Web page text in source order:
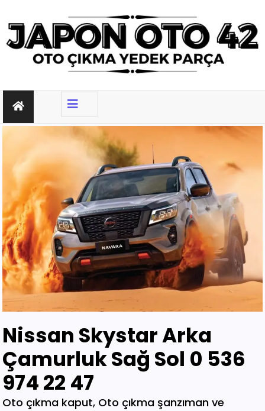
Nissan Skystar Arka
Çamurluk Sağ Sol 0 536
974 22 47
Oto çıkma kaput, Oto çıkma şanzıman ve parçaları, Oto çıkma motor ve parçaları, Oto çıkma silindir kapağı, Oto çıkma direksiyon pompası, Oto çıkma far, Oto çıkma tampon Oto çıkma kapı, Oto çıkma far, Oto çıkma stop, Oto çıkma jant, Oto çıkma tabla, Oto çıkma elektrik tesisatı, Oto çıkma motor tesisatı, Oto çıkma marş dinamosu, Oto çıkma şarz dinamosu, Oto çıkma bobin, Oto çıkma enjektör, Oto çıkma karbüratör, Oto çıkma şamandıra , Oto çıkma yakıt pompası, Oto çıkma eksoz, Oto çıkma manifold, Oto çıkma katalizör, Oto çıkma beyin, Oto çıkma airbag, Oto çıkma sigorta, Oto çıkma sinyal, Oto hava filitre kazanı, Oto çıkma yağ filtresi, Oto çıkma yakıt filtresi, Oto çıkma debriyaj seti, Oto çıkma fren seti, Oto çıkma kampana, Oto çıkma körük, Oto çıkma fan, Oto çıkma fan davlumbazı, Oto çıkma soğutucu, Oto çıkma radyatör, Oto çıkma klima kompresörü, Oto çıkma bagaj, Oto çıkma su radyatörünü, Oto çıkma klima radyatörü, Oto çıkma interkol radyatörü, Oto çıkma cam, Oto çıkma çamurluk, Oto çıkma davlumbaz, Oto çıkma güneşlik, Oto çıkma kapı kolu, Oto çıkma kapı saçı, Oto çıkma karter, Oto kesme marşpiyel, Oto çıkma panel, Oto çıkma panjur , Oto çıkma sunroof, Oto çıkma arka tampon, Oto çıkma ön tampon, Oto çıkma ayna, Oto çıkma amartisör, Oto çıkma el freni, Oto çıkma el fren tabancası, Oto çıkma direksiyon simidi, Oto çıkma koltuk, Oto çıkma vites topuzu, Oto çıkma göğüs, Oto çıkma torpido, Oto çıkma kilometre saati, Oto çıkma dingil, Oto çıkma blok, Oto çıkma motor bloğu, Oto çıkma krank, Oto çıkma eksantrik mili, Oto çıkma gaz kelebeği, Oto çıkma kompresör, Oto çıkma mafsal, Oto çıkma motor kulağı, Oto çıkma motor, Oto çıkma piston kolu, Oto çıkma segman, Oto çıkma rulman, Oto çıkma turbo, Oto çıkma yağ pompası, Oto çıkma şanzıman dişlisi, Oto çıkma mafsal, Oto çıkma sekromenç, Oto çıkma türbin, Oto çıkma volant, Oto çıkma aks, Oto çıkma akis, Oto çıkma direksiyon kutusu, Oto çıkma direksiyon mili, Oto çıkma helezyon yayı, Oto çıkma körük, Oto çıkma porya, Oto çıkma sis çerçevesi, Oto çıkma kapı menteşesi, Oto çıkma sis farı, Oto çıkma difaransiyel, Oto çıkma traves, Oto çıkma cam motoru, Oto çıkma sinyal, Oto çıkma cam düğmesi, Oto çıkma kapı döşemesi, Oto çıkma cam kirkosu, Oto çıkma kalorifer kutusu, Oto çıkma beşik, Oto çıkma filtre, Oto çıkma konsül, Oto çıkma tampon demiri, Oto çıkma kapı kilidi, Oto çıkma motor takozu, Oto çıkma kampana, Oto çıkma gösterge paneli, Oto çıkma taşıyıcı, Oto kesme tavan, Oto kesme marşpiyel, Oto kesme çamurluk, Oto kesme yarım arka, Oto çıkma hava akış metresi, Oto çıkma vestenhaouse, Oto çıkma vestibhouse, Oto çıkma park sensörü Oto çıkma kapı fitilleri, Oto çıkma cam düğmesi, Oto çıkma motor takozu, Oto çıkma vites topuzu, Oto çıkma far beyni, Oto çıkma motor beyni, Oto çıkma airbag beyni, Oto çıkma abs beyni, Oto çıkma şanzıman beyni, Oto parça, Oto çıkma yedek parça, Oto oto yedek parça, Oto sigorta kutusu, Oto çıkma su bidonu, Oto çıkma teyp, Oto çıkma cd çalar, Oto çıkma rölanti ayarlayıcı, Oto çıkma kolon kilidi, Oto çıkma kapı kilidi, Oto çıkma kapı iç açma kolu, Oto çıkma kapı çıtası, Oto çıkma tavan çıtası, Oto çıkma krank kasnağı, Oto çıkma eksantrik kasnağı, Oto çıkma alt travers, Oto çıkma arka dingil, Oto çıkma fren merkezi, Oto çıkma imop kutus, Oto çıkma sigorta tablası, Oto çıkma klima ekranı, Oto çıkma vakum, Oto çıkma orta havalandırma, Oto çıkma radyo ekranı, Oto çıkma yağ pompası, Oto çıkma şanzıman kulağı, Oto çıkma debriyaj bilyası, Oto çıkma direksiyon spotu, Oto çıkma direksiyon sargısı, Oto çıkma airbag sargısı, Oto çıkma tesisat kablosu, Oto çıkma klima paneli, Oto çıkma ön kapı, Oto çıkma arka kapı, Oto çıkma baskı balata, Oto çıkma volant, Oto çıkma yedek parça, Oto çıkma parça, Oto oto yedek parça, Oto parça, Çıkma parça, Oto çıkma parçaları, Çıkma parçaları, Oto yedek parça, Oto çıkma şanzıman, Oto çıkma hoparlör, Oto çıkma fren vakum, Oto çıkma map sensösrü, Oto çıkma cam silgi motoru, Oto çıkma cam silgi kolu, Oto çıkma flaşö, Oto çıkma vites levyesi, Oto çıkma turbo basınç Oto çıkma vestinghouse, Oto çıkma gaz pedalı, Oto çıkma su bidonu, Oto çıkma ganister, Oto çıkma tampon braketi, Oto çıkma çamurluk davlumbazı, Oto çıkma el fren teli, Oto çıkma şarj dinamosu, Oto çıkma biel kolu, Oto çıkma hava akış metresi, Oto çıkma eksoz sondası, Oto çıkma emme manifoldu, Oto çıkma fincan, Oto çıkma itici horozlar, Oto çıkma piyano mili, Oto çıkma vites halatı, Oto çıkma tavan döşemesi, Oto çıkma sanroof düğmesi, Oto çıkma sanroof camı, Oto çıkma tavan anteni, Oto çıkma kapı bantları, Oto çıkma kapı soketi, Oto çıkma kapı tesisatı, Oto çıkma koltuk ayar düğmesi, Oto çıkma kapı rayı, Oto çıkma şanzıman dişlisi, Oto çıkma reyil borusu, Oto çıkma buji kablosu, Oto çıkma yağ çubuğu, Oto çıkma distribitör kapağı, Oto çıkma termostat, Oto çıkma map sensörü, Oto çıkma motor kaputu, Oto çıkma kapı nikelajı, Oto çıkma tampon nikelajı, Oto çıkma fren disk, Oto çıkma debriyaj rulmanı, Oto çıkma karbüratör, Oto çıkma eksoz takozu, Oto çıkma körük, Oto çıkma cam su deposu, Oto çıkma genleşme kavanozu, Oto çıkma süspansiyon, Oto çıkma devirdaim hortumu, Oto çıkma travers, Oto çıkma yedek su deposu, Oto çıkma emme manifolt, Oto çıkma kaset çalar, Oto çıkma kapı bandı, Oto çıkma eksantrik horuzu, Oto çıkma xenon far beyni, Oto çıkma tampon ızgarası, Oto çıkma cd çalar, Oto çıkma yakıt deposu, Oto çıkma tampon kaplaması, Oto çıkma kaput mandalı, Oto çıkma el fren düğmesi, Oto çıkma dikiz aynası, Oto çıkma yarım motor, Oto çıkma turbo borusu, Oto çıkma dış ayna, Oto çıkma iç ayna, Oto çıkma tozluk kapağı, Oto çıkma tampon alt bagaliti, Oto çıkma toz kapağı, Oto çıkma parça ankara, Oto çıkma parça İstanbul, Oto çıkma parça adana, Oto çıkma parça elağzı, Oto çıkma parça izmir, Oto çıkma parça bursa, Oto çıkma parça Eskişehir, Oto çıkma parça kayseri, Oto çıkma parça Diyarbakır, Oto çıkma parça Şanlıurfa, Oto çıkma parça,Gaziantep Oto çıkma parça ağrı, Oto çıkma parça konya, Oto çıkma parça Yozgat, Oto çıkma parça Nevşehir, Oto çıkma parça Niğde, Oto çıkma parça Antaly, Oto çıkma parça malatya, Oto çıkma parça mardin, Oto çıkma parça van, Oto çıkma parça hakkari, Oto çıkma parça,Erzurum Oto çıkma parça sivas, Oto çıkma parça Trabzon, Oto çıkma parça çorum, Oto çıkma parça samsun, Oto çıkma parça bolu, Oto çıkma parça afyon, Oto parça, Oto yedek parça, Oto oto yedek parça, Oto parçaları, Oto çıkmacı,yıldız sanayi sitesi ostim,otomobil yedek parça, çıkma parça oto yedek parça, Oto çıkma parça Oto parça, Oto çıkma parça , çıkma Oto parça,Adana Oto Çıkma Parça , Adıyaman Oto Çıkma Parça Afyon Oto Çıkma Parça Ağrı Oto Çıkma Parça Aksaray Oto Çıkma Parça Amasya Oto Çıkma Parça Ankara Oto Çıkma Parça Antalya Oto Çıkma Parça Ardahan Oto Çıkma Parça Artvin Oto Çıkma Parça Aydın Oto Çıkma Parça Balıkesir Oto Çıkma Parça Bartın Oto Çıkma Parça Batman Oto Çıkma Parça Bayburt Oto Çıkma Parça Bilecik Oto Çıkma Parça Bingöl Oto Çıkma Parça Bitlis Oto Çıkma Parça Bolu Oto Çıkma Parça Bursa Oto Çıkma Parça Çanakkale Oto Çıkma Parça Çankırı Oto Çıkma Parça Çorum Oto Çıkma Parça Denizli Oto Çıkma Parça Diyarbakır Oto Çıkma Parça Düzce Oto Çıkma Parça Edirne Oto Çıkma Parça Elazığ Oto Çıkma Parça Erzincan Oto Çıkma Parça Erzurum Oto Çıkma Parça Eskişehir Oto Çıkma Parça Gaziantep Oto Çıkma Parça Giresun Oto Çıkma Parça Gümüşhane Oto Çıkma Parça Hakkari Oto Çıkma Parça Hatay Oto Çıkma Parça Iğdır Oto Çıkma Parça Isparta Oto Çıkma Parça İstanbul Oto Çıkma Parça İzmir Oto Çıkma Parça Kahramanmaraş Oto Çıkma Karabük Oto Çıkma Parça Karaman Oto Çıkma Parça Kars Oto Çıkma Parça Kastamonu Oto Çıkma Parça Kayseri Oto Çıkma Parça Kilis Oto Çıkma Parça Kırıkkale Oto Çıkma Parça Kırklareli Oto Çıkma Parça Kırşehir Oto Çıkma Parça Kocaeli Oto Çıkma Parça Konya Oto Çıkma Parça Kütahya Oto Çıkma Parça Malatya Oto Çıkma Parça Manisa Yedek Parça Mardin Oto Çıkma Parça Mersin Oto Çıkma Parça Muğla Oto Çıkma Parça Nevşehir Oto Çıkma Parça Niğde Oto Çıkma Parça Ordu Oto Çıkma Parça Osmaniye Oto Çıkma Parça Rize Oto Çıkma Parça Sakarya Oto Çıkma Parça Samsun Oto Çıkma Parça Şanlıurfa Oto Çıkma Parça Siirt Oto Çıkma Parça Sinop Oto Çıkma Parça Şırnak Oto Çıkma Parça Sivas Oto Çıkma Parça Oto Çıkma Parça Tekirdağ Oto Çıkma Parça Tokat Oto Çıkma Parça Trabzon Oto Çıkma Parça Tunceli Oto Çıkma Parça Uşak Oto Çıkma Parça Van Oto Çıkma Parça Yalova Oto Çıkma Parça Yozgat Oto Çıkma Parça Zonguldak Oto Çıkma Parça Online Oto Çıkma Parça Düzce Oto Çıkma Parça Osmaniye Oto Çıkma Parça Kilis Oto Çıkma Parça Karabük Oto Çıkma Parça Yalova Oto Çıkma Parça Iğdır Oto Çıkma Parça Ardahan Oto Çıkma Parça Bartın Oto Çıkma Parça Şırnak Oto Çıkma Parça Adana Oto Çıkma yedek Parça Adıyaman Oto Çıkma yedek Afyon Oto Çıkma yedek Parça Ağrı Oto Çıkma yedek Parça Aksaray Oto Çıkma yedek Parça Amasya Oto Çıkma yedek Parça Ankara Oto Çıkma yedek Parça Antalya Oto Çıkma yedek Parça Ardahan Oto Çıkma yedek Parça Artvin Oto Çıkma yedek Parça Aydın Oto Çıkma yedek Parça Balıkesir Oto Çıkma yedek Parça Bartın Oto Çıkma yedek Parça Batman Oto Çıkma yedek Parça Bayburt Oto Çıkma yedek Parça Bilecik Oto Çıkma yedek Parça Bingöl Oto Çıkma yedek Parça Bitlis Oto Çıkma yedek Parça Bolu Oto Çıkma yedek Parça Bursa Oto Çıkma yedek Parça Çanakkale Oto Çıkma yedek Çankırı Oto Çıkma yedek Parça Çorum Oto Çıkma yedek Parça Denizli Oto Çıkma yedek Parça Diyarbakır Oto Çıkma yedek Düzce Oto Çıkma yedek Parça Edirne Oto Çıkma yedek Parça Elazığ Oto Çıkma yedek Parça Erzincan Oto Çıkma yedek Parça Erzurum Oto Çıkma yedek Parça Eskişehir Oto Çıkma yedek Parça Gaziantep Oto Çıkma yedek Giresun Oto Çıkma yedek Parça Gümüşhane Oto Çıkma yedek Hakkari Oto Çıkma yedek Parça Hatay Oto Çıkma yedek Parça Iğdır Oto Çıkma yedek Parça Isparta Oto Çıkma yedek Parça İstanbul Oto Çıkma yedek Parça İzmir Oto Çıkma yedek Parça Kahramanmaraş Oto Çıkma Karabük Oto Çıkma yedek Parça Karaman Oto Çıkma yedek Parça Kars Oto Çıkma yedek Parça Kastamonu Oto Çıkma yedek Kayseri Oto Çıkma yedek Parça Kilis Oto Çıkma yedek Parça Oto Çıkma Şarj Dinamosu, Oto Çıkma Taban Döşemeleri, Tekirdağ O